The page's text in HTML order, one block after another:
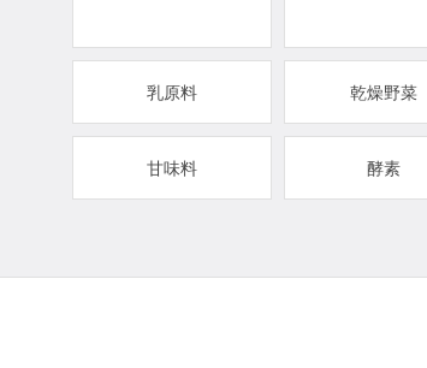
乳原料 乾燥野菜
甘味料 酵素